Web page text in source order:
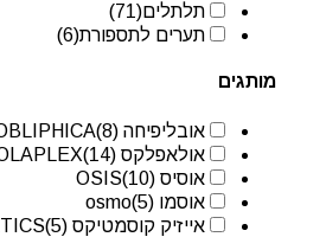
תלתלים(71)
תערים לתספורת(6)
מותגים
אובליפיחה OBLIPHICA(8)
אולאפלקס OLAPLEX(14)
אוסיס OSIS(10)
אוסמו osmo(5)
אייזיק קוסמטיקס IZIK COSMETICS(5)